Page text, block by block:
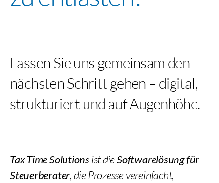
Lassen Sie uns gemeinsam den
nächsten Schritt gehen – digital,
strukturiert und auf Augenhöhe.
Tax Time Solutionsist dieSoftwarelösung für
Steuerberater, die Prozesse vereinfacht,